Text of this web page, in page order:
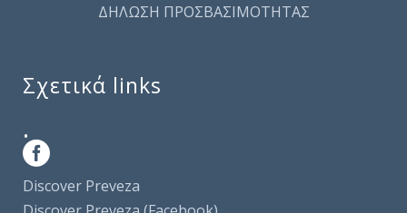
ΔΗΛΩΣΗ ΠΡΟΣΒΑΣΙΜΟΤΗΤΑΣ
Σχετικά links
.
Discover Preveza